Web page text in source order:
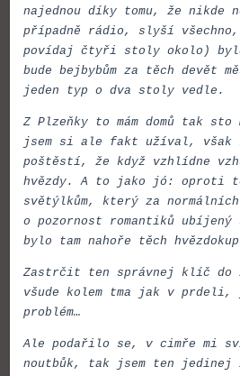
najednou díky tomu, že nikde
případně rádio, slyší
povídaj čtyři stoly okolo)
bude bejbybům za těch devět
jeden typ o dva stoly vedle.
Z Plzeňky to mám domů tak
jsem si ale fakt užíval, však
poštěstí, že když vzhlídne
hvězdy. A to jako jó: oproti
světýlkům, který za
o pozornost romantiků ubíjený
bylo tam nahoře těch
Zastrčit ten správnej klíč do
všude kolem tma jak v
problém…
Ale podařilo se, v cimře mi
noutbůk, tak jsem ten jedinej